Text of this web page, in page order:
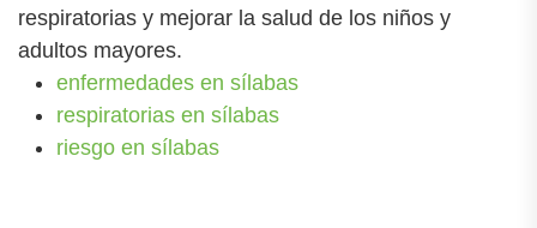
respiratorias y mejorar la salud de los niños y
adultos mayores.
enfermedades en sílabas
respiratorias en sílabas
riesgo en sílabas